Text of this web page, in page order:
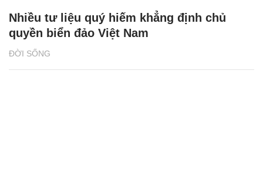
ĐỜI SỐNG
Nhiều tư liệu quý hiếm khẳng định chủ
quyền biển đảo Việt Nam